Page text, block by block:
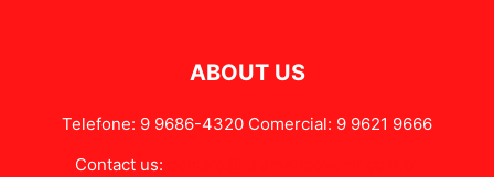
ABOUT US
Telefone: 9 9686-4320 Comercial: 9 9621 9666
Contact us: